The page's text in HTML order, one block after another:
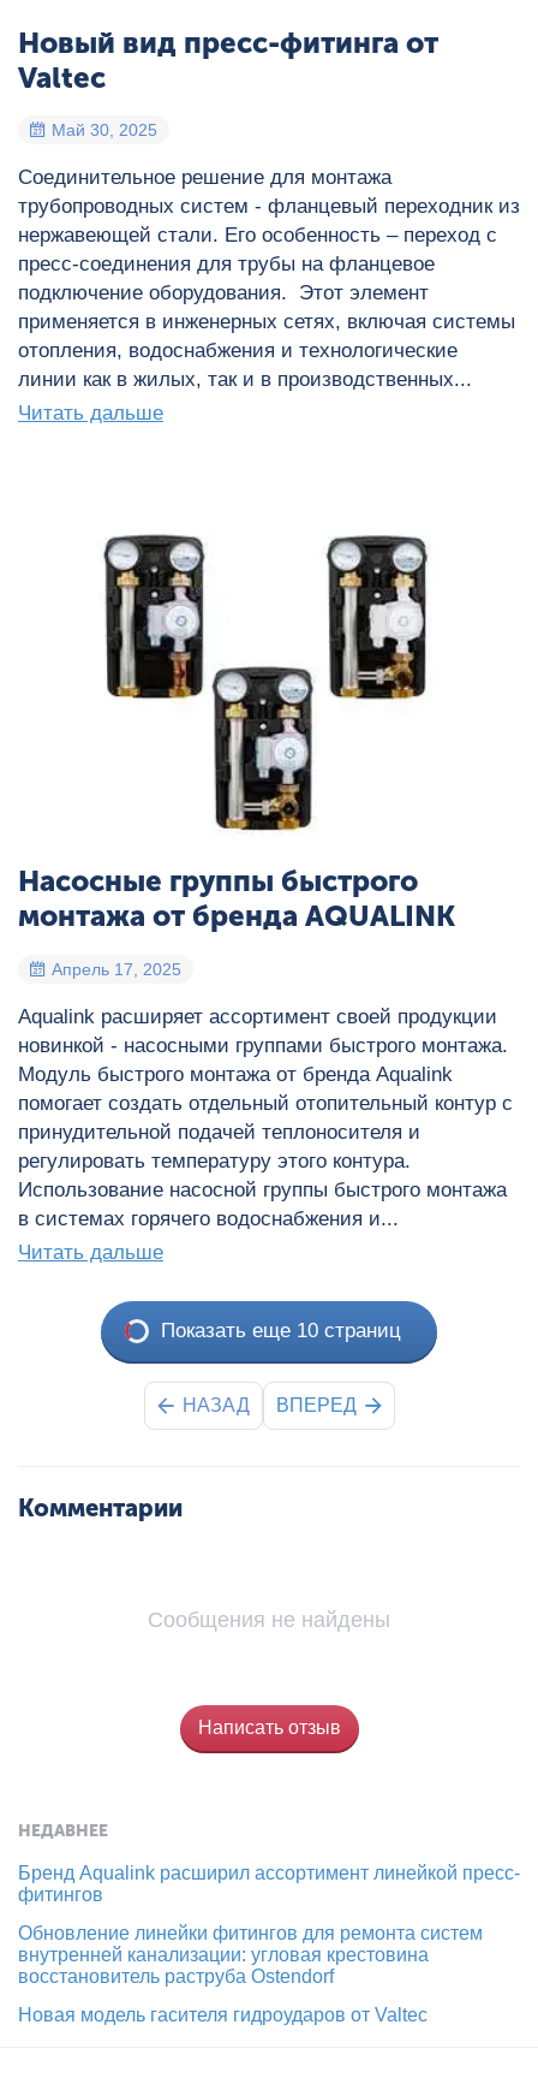
Новый вид пресс-фитинга от
Valtec
Май 30, 2025
Соединительное решение для монтажа
трубопроводных систем - фланцевый переходник из
нержавеющей стали. Его особенность – переход с
пресс-соединения для трубы на фланцевое
подключение оборудования. Этот элемент
применяется в инженерных сетях, включая системы
отопления, водоснабжения и технологические
линии как в жилых, так и в производственных...
Читать дальше
Насосные группы быстрого
монтажа от бренда AQUALINK
Апрель 17, 2025
Aqualink расширяет ассортимент своей продукции
новинкой - насосными группами быстрого монтажа.
Модуль быстрого монтажа от бренда Aqualink
помогает создать отдельный отопительный контур с
принудительной подачей теплоносителя и
регулировать температуру этого контура.
Использование насосной группы быстрого монтажа
в системах горячего водоснабжения и...
Читать дальше
Показать еще 10 страниц
НАЗАД ВПЕРЕД
Комментарии
Сообщения не найдены
Написать отзыв
НЕДАВНЕЕ
Бренд Aqualink расширил ассортимент линейкой пресс-
фитингов
Обновление линейки фитингов для ремонта систем
внутренней канализации: угловая крестовина
восстановитель раструба Ostendorf
Новая модель гасителя гидроударов от Valtec